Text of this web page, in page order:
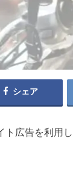
シェア
ト広告を利用し